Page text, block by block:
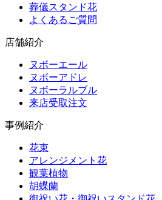
葬儀スタンド花
よくあるご質問
店舗紹介
ヌボーエール
ヌボーアドレ
ヌボーラルブル
来店受取注文
事例紹介
花束
アレンジメント花
観葉植物
胡蝶蘭